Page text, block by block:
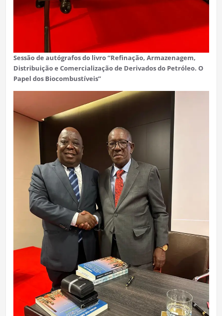
Sessão de autógrafos do livro “Refinação, Armazenagem,
Distribuição e Comercialização de Derivados do Petróleo. O
Papel dos Biocombustíveis”